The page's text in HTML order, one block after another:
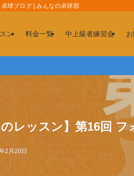
球ブログ | みんなの卓球部
ン 料金一覧 中上級者練習会
レッスン】第16回
2月20日